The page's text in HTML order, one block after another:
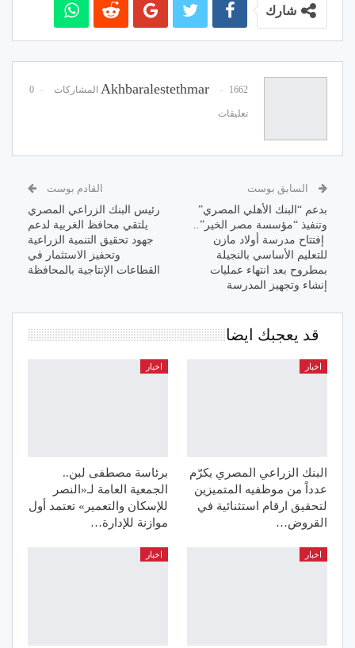
شارك
Akhbaralestethmar 1662 المشاركات 0
تعليقات
السابق بوست
بدعم “البنك الأهلي المصري”
وتنفيذ “مؤسسة مصر الخير”..
إفتتاح مدرسة أولاد مازن
للتعليم الأساسي بالنجيلة
بمطروح بعد انتهاء عمليات
إنشاء وتجهيز المدرسة
القادم بوست
رئيس البنك الزراعي المصري
يلتقي محافظ الغربية لدعم
جهود تحقيق التنمية الزراعية
وتحفيز الاستثمار في
القطاعات الإنتاجية بالمحافظة
قد يعجبك ايضا
اخبار
البنك الزراعي المصري يكرّم
عدداً من موظفيه المتميزين
لتحقيق ارقام استثنائية في
القروض…
اخبار
برئاسة مصطفى لبن..
الجمعية العامة لـ«النصر
للإسكان والتعمير» تعتمد أول
موازنة للإدارة…
اخبار اخبار